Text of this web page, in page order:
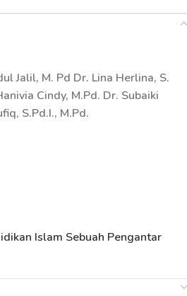
Jalil, M. Pd Dr. Lina Herlina, S.
Cindy, M.Pd. Dr. Subaiki
S.Pd.I., M.Pd.
Islam Sebuah Pengantar